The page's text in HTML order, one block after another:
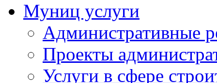
Муниц услуги
Административные
Проекты
Услуги в сфере